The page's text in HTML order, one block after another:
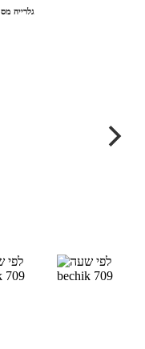
תמונות לפי שעה bechik גלרייה מס 709